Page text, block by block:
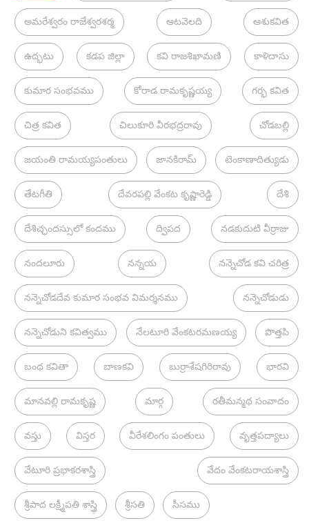
అమరేశ్వరం రాజేశ్వరశర్మ ఆటవెలది ఆశుకవిత
ఉద్భటు కడప జిల్లా కవి రాజశిఖామణి కాళిదాసు
కుమార సంభవము కోరాడ రామకృష్ణయ్య గర్భ కవిత
చిత్ర కవిత చిలుకూరి వీరభద్రరావు చోడబల్లి
జయంతి రామయ్యపంతులు జానకిరామ్ టెంకాణాదిత్యుడు
తేటగీతి దేవరపల్లి వేంకట కృష్ణారెడ్డి దేశి
దేశిచ్ఛందస్సులో కందము ద్విపద నడకుదుటి వీర్రాజు
నందలూరు నన్నయ నన్నెచోడ కవి చరిత్ర
నన్నెచోడదేవ కుమార సంభవ విమర్శనము నన్నెచోడుడు
నన్నెచోడుని కవిత్వము నేలటూరి వేంకటరమణయ్య పొత్తపి
బంధ కవితా బాణకవి బుర్రాశేషగిరిరావు భారవి
మానవల్లి రామకృష్ణ మార్గ రతీమన్మథ సంవాదం
వస్తు విస్తర వీరేశలింగం పంతులు వృత్తపద్యాలు
వేటూరి ప్రభాకరశాస్త్రి వేదం వేంకటరాయశాస్త్రి
శ్రీపాద లక్ష్మీపతి శాస్త్రి శ్రీసతి సీసము